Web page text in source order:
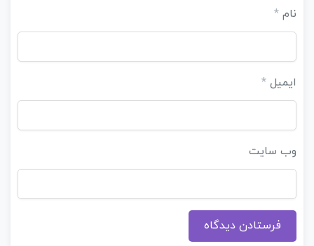
نام *
ایمیل *
وب‌ سایت